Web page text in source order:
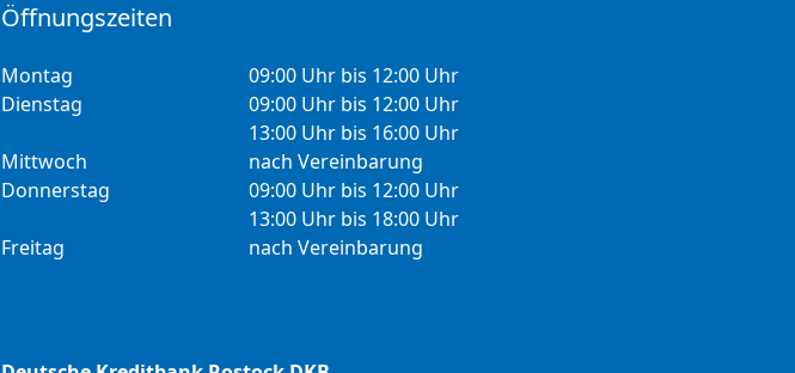
Öffnungszeiten
Montag
09:00 Uhr bis 12:00 Uhr
Dienstag
09:00 Uhr bis 12:00 Uhr
13:00 Uhr bis 16:00 Uhr
Mittwoch
nach Vereinbarung
Donnerstag
09:00 Uhr bis 12:00 Uhr
13:00 Uhr bis 18:00 Uhr
Freitag
nach Vereinbarung